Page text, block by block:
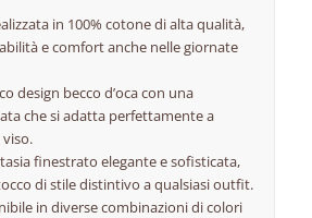
in 100% cotone di alta qualità,
e comfort anche nelle giornate
design becco d’oca con una
che si adatta perfettamente a
finestrato elegante e sofisticata,
di stile distintivo a qualsiasi outfit.
in diverse combinazioni di colori